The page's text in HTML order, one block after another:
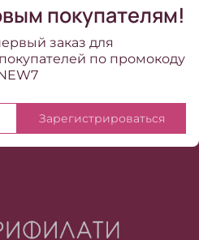
покупателям!
заказ для
по промокоду
Зарегистрироваться